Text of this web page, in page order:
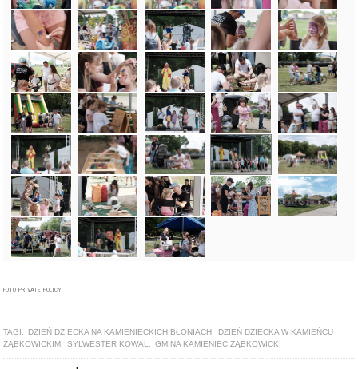
FOTO_PRIVATE_POLICY
TAGI: DZIEŃ DZIECKA NA KAMIENIECKICH BŁONIACH
DZIEŃ DZIECKA W KAMIEŃCU
ZĄBKOWICKIM
SYLWESTER KOWAL GMINA KAMIENIEC ZĄBKOWICKI